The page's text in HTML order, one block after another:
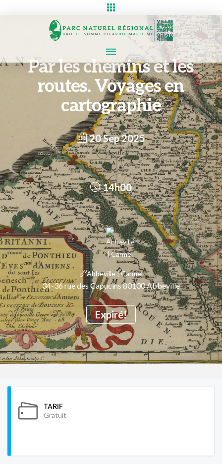
Par les chemins et les
routes. Voyages en
cartographie
20 Sep 2025
Expiré!
14h00
Abbeville | Carmel
34-36 rue des Capucins 80100 Abbeville
TARIF
Gratuit